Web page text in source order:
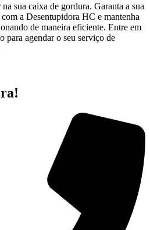
sua caixa de gordura. Garanta a sua
a Desentupidora HC e mantenha
de maneira eficiente. Entre em
para agendar o seu serviço de